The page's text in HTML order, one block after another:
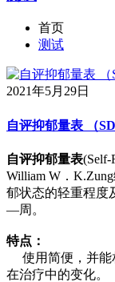
首页
测试
2021年5月29日
自评抑郁量表 （
自评抑郁量表(Self-
William W．
郁状态的轻重程度
—周。
特点：
使用简便，并能
在治疗中的变化。